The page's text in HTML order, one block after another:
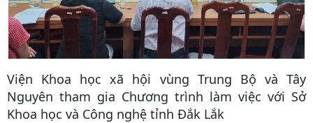
Viện Khoa học xã hội vùng Trung Bộ và Tây
Nguyên tham gia Chương trình làm việc với Sở
Khoa học và Công nghệ tỉnh Đắk Lắk